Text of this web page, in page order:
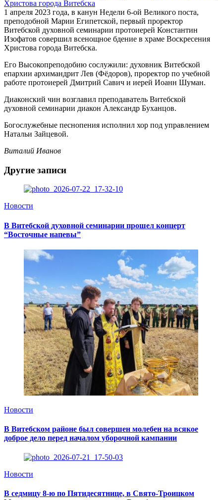
1 апреля 2023 года, в канун Недели 6-ой Великого поста,
преподобной Марии Египетской, первый проректор
Витебской духовной семинарии протоиерей Константин
Изофатов совершил всенощное бдение в храме Воскресения
Христова города Витебска.
Его Высокопреподобию сослужили: духовник Витебской
епархии архимандрит Лев (Фёдоров), проректор по учебной
работе протоиерей Дмитрий Савич и иерей Иоанн Шуман.
Диаконский чин возглавил преподаватель Витебской
духовной семинарии диакон Александр Буханцов.
Богослужебные песнопения исполнил хор под управлением
Натальи Зайцевой.
Виталий Иванов
Другие записи
Новости
В Витебской духовной семинарии прошел концерт
“Восточные напевы”
Новости
В Витебском районе был совершен молебен на всякое
доброе дело перед началом уборочной кампании
Новости
В седмицу 8-ю по Пятидесятнице, в Свято-Троицком